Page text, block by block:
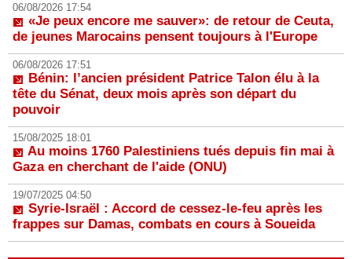
06/08/2026 17:54
«Je peux encore me sauver»: de retour de Ceuta,
de jeunes Marocains pensent toujours à l'Europe
06/08/2026 17:51
Bénin: l’ancien président Patrice Talon élu à la
tête du Sénat, deux mois après son départ du
pouvoir
15/08/2025 18:01
Au moins 1760 Palestiniens tués depuis fin mai à
Gaza en cherchant de l'aide (ONU)
19/07/2025 04:50
Syrie-Israël : Accord de cessez-le-feu après les
frappes sur Damas, combats en cours à Soueida